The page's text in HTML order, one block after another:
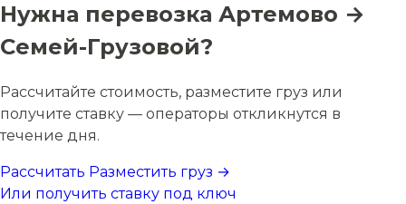
Нужна перевозка Артемово →
Семей-Грузовой?
Рассчитайте стоимость, разместите груз или
получите ставку — операторы откликнутся в
течение дня.
Рассчитать Разместить груз →
Или получить ставку под ключ